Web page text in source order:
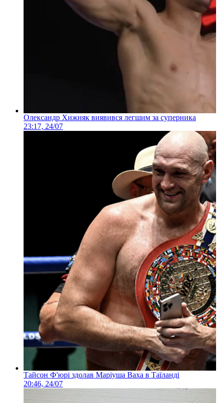
Олександр Хижняк виявився легшим за суперника
23:17, 24/07
Тайсон Ф'юрі здолав Маріуша Ваха в Таїланді
20:46, 24/07